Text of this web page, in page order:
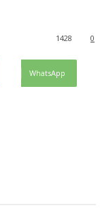
0
1428
WhatsApp